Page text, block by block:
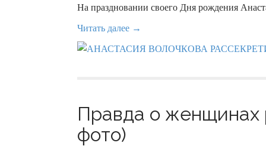
На праздновании своего Дня рождения
Читать далее →
Правда о женщинах
фото)